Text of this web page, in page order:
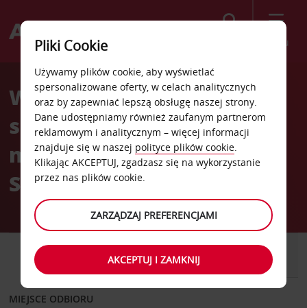
Menu
Welcome
AvisWypożyczalnia
samochodów Frankfurt
nad Menem
Sachsenhausen
SAMOCHÓD
SAMOCHÓD
DOSTAWCZY
MIEJSCE ODBIORU
Pliki Cookie
Używamy plików cookie, aby wyświetlać
spersonalizowane oferty, w celach analitycznych
oraz by zapewniać lepszą obsługę naszej strony.
Dane udostępniamy również zaufanym partnerom
reklamowym i analitycznym – więcej informacji
znajduje się w naszej polityce plików cookie.
Klikając AKCEPTUJ, zgadzasz się na wykorzystanie
przez nas plików cookie.
ZARZĄDZAJ PREFERENCJAMI
AKCEPTUJ I ZAMKNIJ